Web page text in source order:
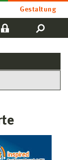
Gestaltung